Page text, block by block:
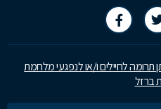
תרומה לחיילים ו/או לנפגעי מלחמת
ברזל